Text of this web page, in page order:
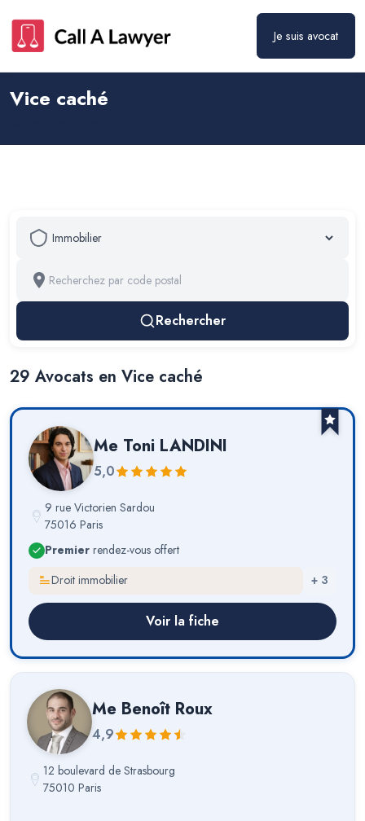
Je suis avocat
Vice caché
Rechercher
29 Avocats en Vice caché
Me Toni LANDINI
5,0
9 rue Victorien Sardou
75016 Paris
Premier rendez-vous offert
Droit immobilier
+ 3
Voir la fiche
Me Benoît Roux
4,9
12 boulevard de Strasbourg
75010 Paris